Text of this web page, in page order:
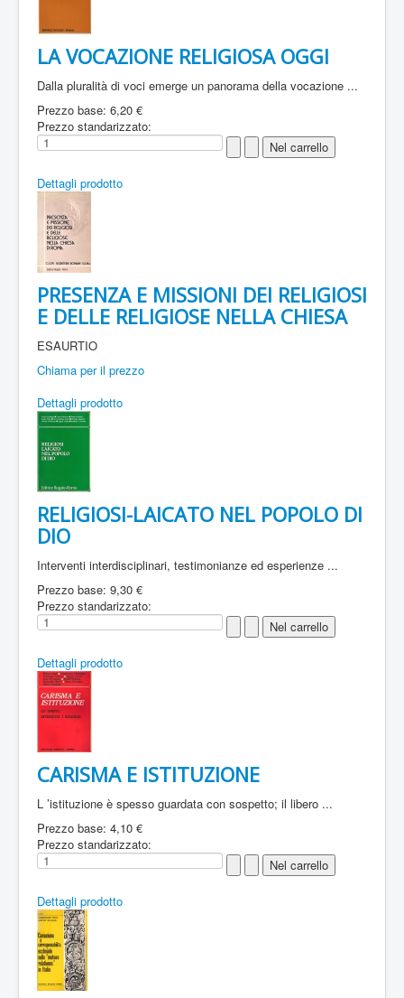
LA VOCAZIONE RELIGIOSA OGGI
Dalla pluralità di voci emerge un panorama della vocazione ...
Prezzo base: 6,20 €
Prezzo standarizzato:
Dettagli prodotto
PRESENZA E MISSIONI DEI RELIGIOSI
E DELLE RELIGIOSE NELLA CHIESA
ESAURTIO
Chiama per il prezzo
Dettagli prodotto
RELIGIOSI-LAICATO NEL POPOLO DI
DIO
Interventi interdisciplinari, testimonianze ed esperienze ...
Prezzo base: 9,30 €
Prezzo standarizzato:
Dettagli prodotto
CARISMA E ISTITUZIONE
L ’istituzione è spesso guardata con sospetto; il libero ...
Prezzo base: 4,10 €
Prezzo standarizzato:
Dettagli prodotto